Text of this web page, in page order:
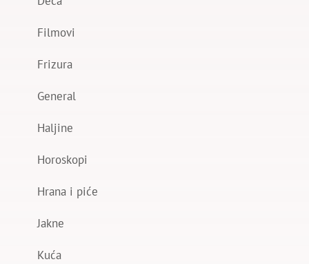
Filmovi
Frizura
General
Haljine
Horoskopi
Hrana i piće
Jakne
Kuća